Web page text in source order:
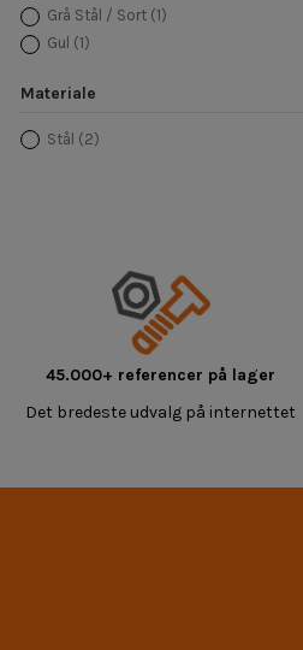
Grå Stål / Sort (1)
Gul (1)
Materiale
Stål (2)
45.000+ referencer på lager
Det bredeste udvalg på internettet